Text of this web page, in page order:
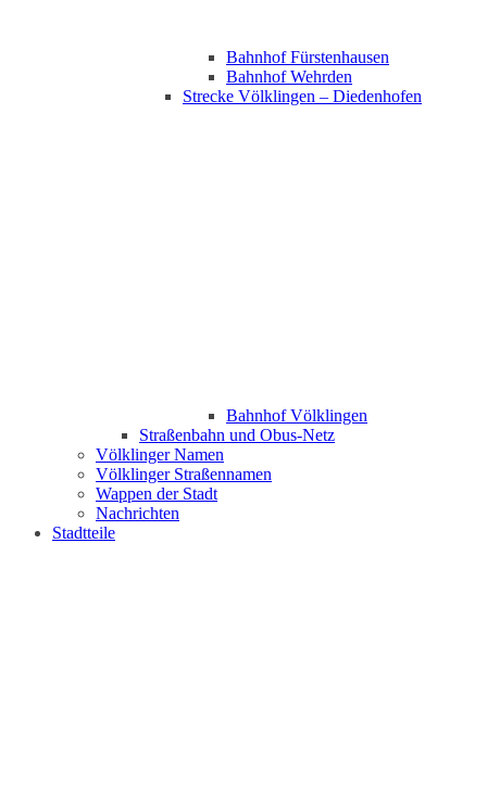
Bahnhof Fürstenhausen
Bahnhof Wehrden
Strecke Völklingen – Diedenhofen
Bahnhof Völklingen
Straßenbahn und Obus-Netz
Völklinger Namen
Völklinger Straßennamen
Wappen der Stadt
Nachrichten
Stadtteile